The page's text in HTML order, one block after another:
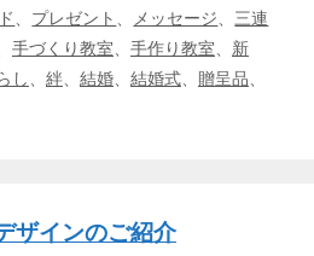
プレゼント メッセージ
三連
手づくり教室 手作り教室
新
し 絆 結婚 結婚式 贈呈品
ザインのご紹介